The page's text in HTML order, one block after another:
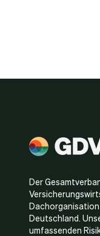
Der
Deutschland.
umfassenden